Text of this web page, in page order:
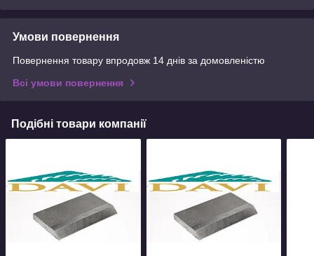
Умови повернення
Повернення товару впродовж 14 днів за домовленістю
Всі умови повернення
Подібні товари компанії